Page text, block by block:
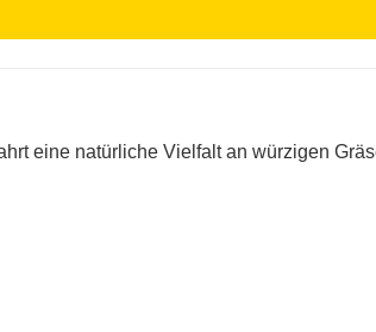
eine natürliche Vielfalt an würzigen